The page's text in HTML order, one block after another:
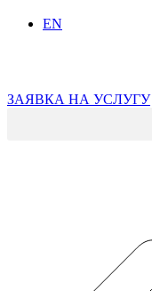
EN
ЗАЯВКА НА УСЛУГУ